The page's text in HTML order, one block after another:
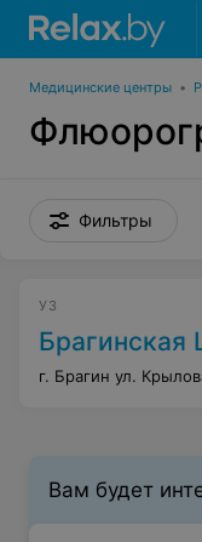
Медицинские центры •
Фильтры
УЗ
Брагинская
г. Брагин ул.
Вам будет